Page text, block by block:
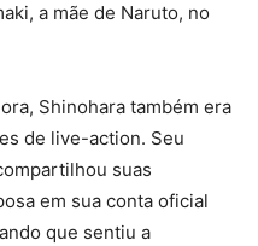
a mãe de Naruto, no
Shinohara também era
de live-action. Seu
suas
em sua conta oficial
que sentiu a